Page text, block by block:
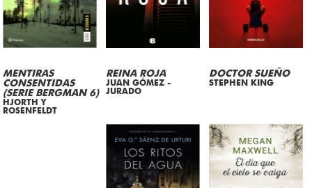
MENTIRAS
CONSENTIDAS
(SERIE BERGMAN 6)
HJORTH Y
ROSENFELDT
REINA ROJA
JUAN GÓMEZ -
JURADO
DOCTOR SUEÑO
STEPHEN KING